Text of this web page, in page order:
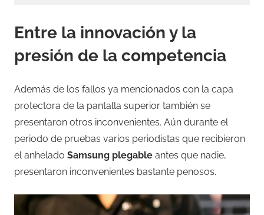
Entre la innovación y la
presión de la competencia
Además de los fallos ya mencionados con la capa
protectora de la pantalla superior también se
presentaron otros inconvenientes. Aún durante el
periodo de pruebas varios periodistas que recibieron
el anhelado Samsung plegable antes que nadie,
presentaron inconvenientes bastante penosos.